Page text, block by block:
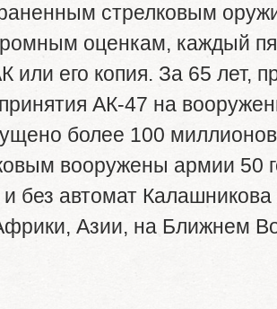
стрелковым
оценкам, каждый
или его копия. За 65 лет,
АК-47 на
более 100
вооружены армии 50
без автомат Калашникова
Азии, на Ближнем